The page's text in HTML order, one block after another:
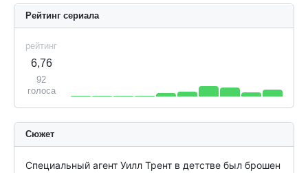
Рейтинг сериала
рейтинг
6,76
92
голоса
Сюжет
Специальный агент Уилл Трент в детстве был брошен